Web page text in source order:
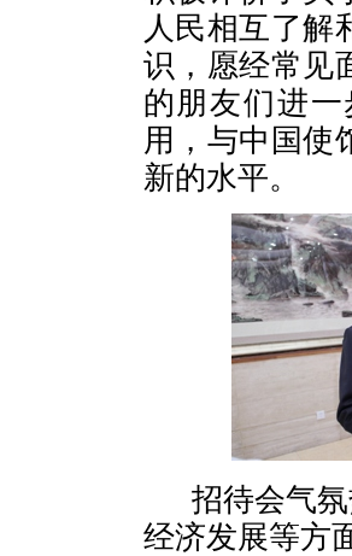
人民相互了解
识，愿经常见
的朋友们进
用，与中国使
新的水平。
招待会气
经济发展等方